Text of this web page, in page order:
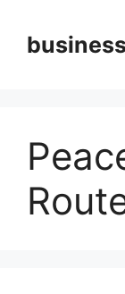
content